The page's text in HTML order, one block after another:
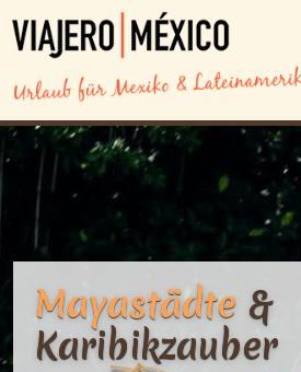
Mayastädte &
Karibikzauber